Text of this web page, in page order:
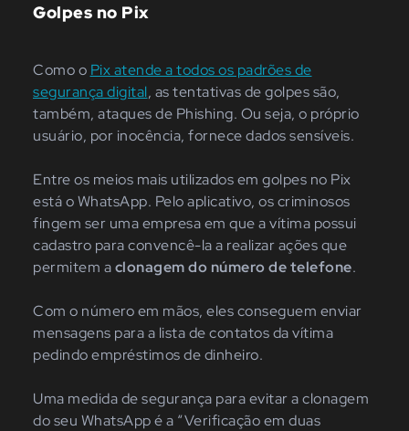
Golpes no Pix
Como o Pix atende a todos os padrões de
segurança digital, as tentativas de golpes são,
também, ataques de Phishing. Ou seja, o próprio
usuário, por inocência, fornece dados sensíveis.
Entre os meios mais utilizados em golpes no Pix
está o WhatsApp. Pelo aplicativo, os criminosos
fingem ser uma empresa em que a vítima possui
cadastro para convencê-la a realizar ações que
permitem aclonagem do número de telefone.
Com o número em mãos, eles conseguem enviar
mensagens para a lista de contatos da vítima
pedindo empréstimos de dinheiro.
Uma medida de segurança para evitar a clonagem
do seu WhatsApp é a “Verificação em duas